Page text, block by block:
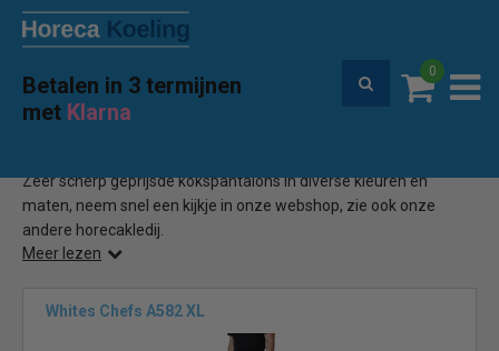
Betalen in 3 termijnen
met Klarna
0
Premium service en garantie
Home Kokspantalon
Zeer scherp geprijsde kokspantalons in diverse kleuren en
maten, neem snel een kijkje in onze webshop, zie ook onze
andere horecakledij.
Meer lezen
Whites Chefs A582 XL